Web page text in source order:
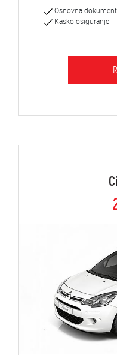
Osnovna
Kasko osiguranje